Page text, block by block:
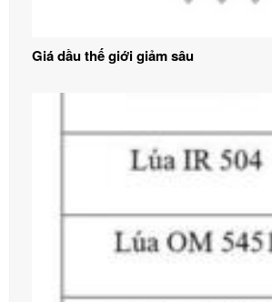
Giá dầu thế giới giảm sâu